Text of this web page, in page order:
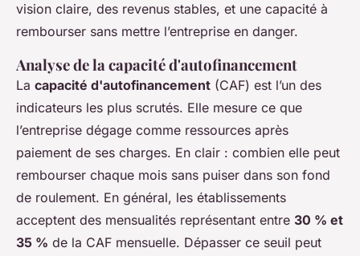
vision claire, des revenus stables, et une capacité à
rembourser sans mettre l’entreprise en danger.
Analyse de la capacité d'autofinancement
La capacité d'autofinancement (CAF) est l’un des
indicateurs les plus scrutés. Elle mesure ce que
l’entreprise dégage comme ressources après
paiement de ses charges. En clair : combien elle peut
rembourser chaque mois sans puiser dans son fond
de roulement. En général, les établissements
acceptent des mensualités représentant entre 30 % et
35 % de la CAF mensuelle. Dépasser ce seuil peut